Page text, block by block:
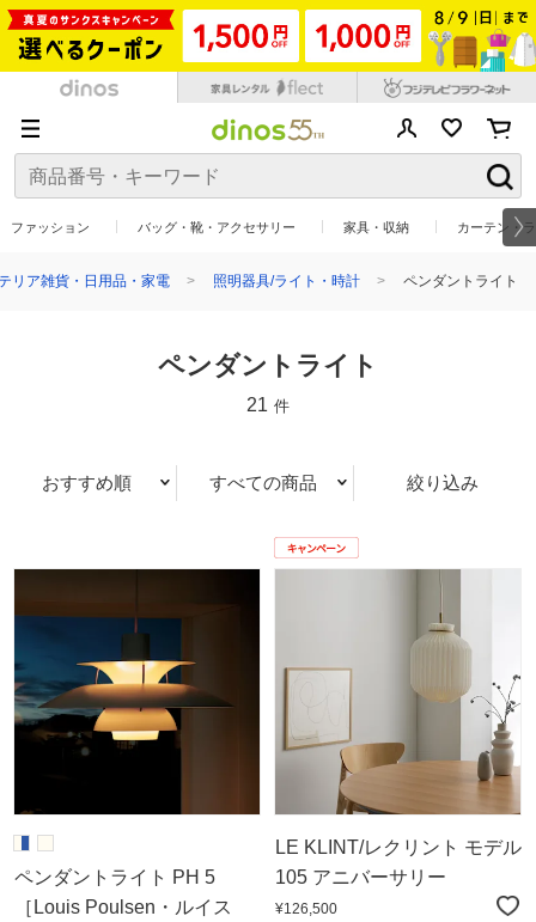
ファッション バッグ・靴・アクセサリー 家具・収納 カーテン・
リア雑貨・日用品・家電 照明器具/ライト・時計 ペンダントライト
ペンダントライト
21 件
おすすめ順 すべての商品 絞り込み
ペンダントライト PH 5
［Louis Poulsen・ルイス
LE KLINT/レクリント モデル
105 アニバーサリー
¥126,500